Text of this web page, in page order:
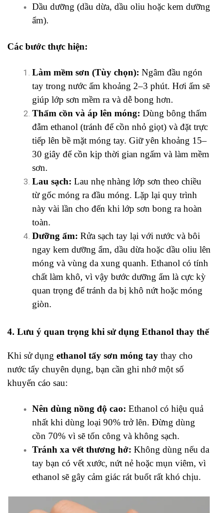
Dầu dưỡng (dầu dừa, dầu oliu hoặc kem dưỡng
ẩm).
Các bước thực hiện:
Làm mềm sơn (Tùy chọn): Ngâm đầu ngón
tay trong nước ấm khoảng 2–3 phút. Hơi ấm sẽ
giúp lớp sơn mềm ra và dễ bong hơn.
Thấm cồn và áp lên móng: Dùng bông thấm
đẫm ethanol (tránh để cồn nhỏ giọt) và đặt trực
tiếp lên bề mặt móng tay. Giữ yên khoảng 15–
30 giây để cồn kịp thời gian ngấm và làm mềm
sơn.
Lau sạch: Lau nhẹ nhàng lớp sơn theo chiều
từ gốc móng ra đầu móng. Lặp lại quy trình
này vài lần cho đến khi lớp sơn bong ra hoàn
toàn.
Dưỡng ẩm: Rửa sạch tay lại với nước và bôi
ngay kem dưỡng ẩm, dầu dừa hoặc dầu oliu lên
móng và vùng da xung quanh. Ethanol có tính
chất làm khô, vì vậy bước dưỡng ẩm là cực kỳ
quan trọng để tránh da bị khô nứt hoặc móng
giòn.
4. Lưu ý quan trọng khi sử dụng Ethanol thay thế
Khi sử dụng ethanol tẩy sơn móng tay thay cho
nước tẩy chuyên dụng, bạn cần ghi nhớ một số
khuyến cáo sau:
Nên dùng nồng độ cao: Ethanol có hiệu quả
nhất khi dùng loại 90% trở lên. Đừng dùng
cồn 70% vì sẽ tốn công và không sạch.
Tránh xa vết thương hở: Không dùng nếu da
tay bạn có vết xước, nứt nẻ hoặc mụn viêm, vì
ethanol sẽ gây cảm giác rát buốt rất khó chịu.